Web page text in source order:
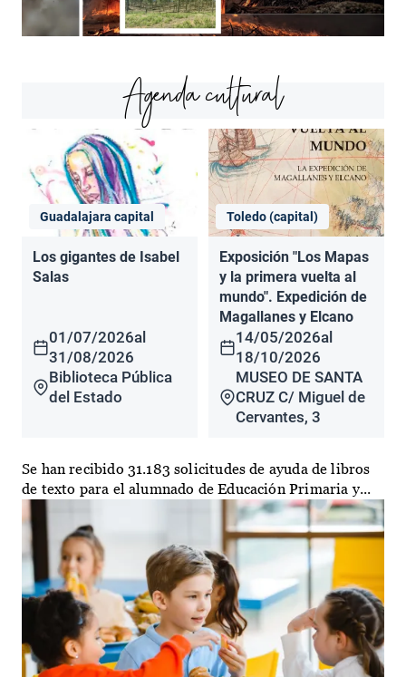
Agenda cultural
Guadalajara capital
Los gigantes de Isabel
Salas
01/07/2026al
31/08/2026
Biblioteca Pública
del Estado
Toledo (capital)
Exposición "Los Mapas
y la primera vuelta al
mundo". Expedición de
Magallanes y Elcano
14/05/2026al
18/10/2026
MUSEO DE SANTA
CRUZ C/ Miguel de
Cervantes, 3
Se han recibido 31.183 solicitudes de ayuda de libros
de texto para el alumnado de Educación Primaria y...